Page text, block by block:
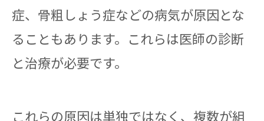
症、骨粗しょう症などの病気が原因とな
ることもあります。これらは医師の診断
と治療が必要です。
これらの原因は単独ではなく、複数が組